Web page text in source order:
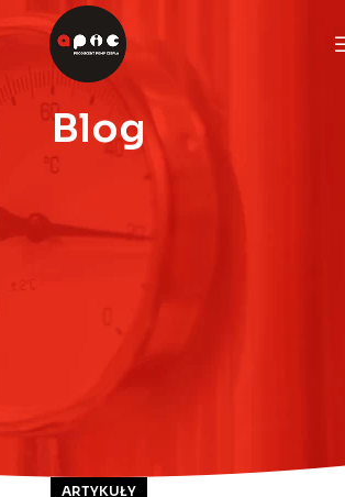
Blog
ARTYKUŁY